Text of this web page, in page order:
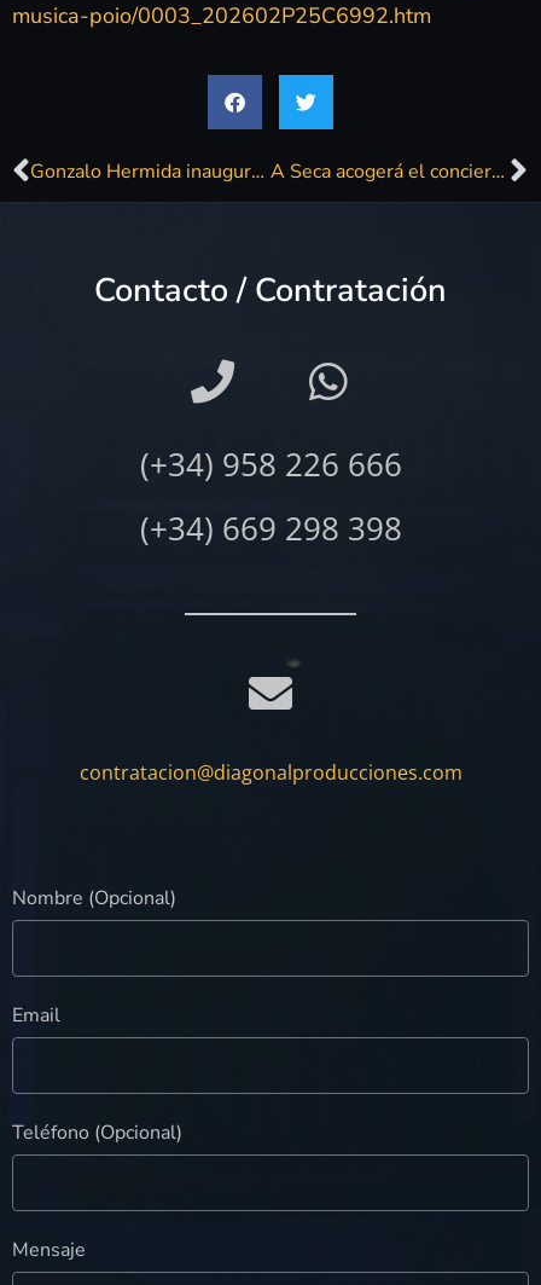
musica-poio/0003_202602P25C6992.htm
Gonzalo Hermida inaugura este jueves una nueva edición de ‘Los acústicos del Buenavista’ A Seca acogerá el concierto de rock de la Escola de Música de Poio con Javier Ojeda e Goar Iñurrieta
Contacto / Contratación
(+34) 958 226 666
(+34) 669 298 398
contratacion@diagonalproducciones.com
Nombre (Opcional)
Email
Teléfono (Opcional)
Mensaje